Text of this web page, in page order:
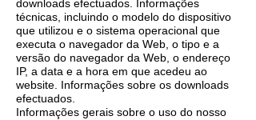
downloads efectuados. Informações
técnicas, incluindo o modelo do dispositivo
que utilizou e o sistema operacional que
executa o navegador da Web, o tipo e a
versão do navegador da Web, o endereço
IP, a data e a hora em que acedeu ao
website. Informações sobre os downloads
efectuados.
Informações gerais sobre o uso do nosso